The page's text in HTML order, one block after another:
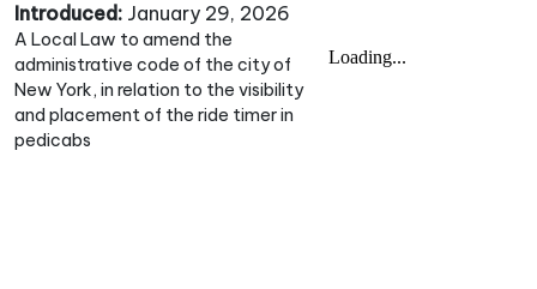
Introduced: January 29, 2026
A Local Law to amend the
administrative code of the city of
New York, in relation to the visibility
and placement of the ride timer in
pedicabs